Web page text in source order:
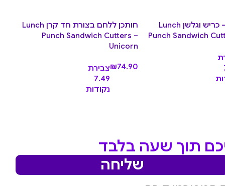
חותכני לחם – כריש וגלשן Lunch
Punch Sandwich
חותכן ללחם בצורת חד קרן Lunch
Punch Sandwich Cutters –
Unicorn
₪74.90
צבירת
7.49
נקודות
תוך שעה בלבד
שליחה